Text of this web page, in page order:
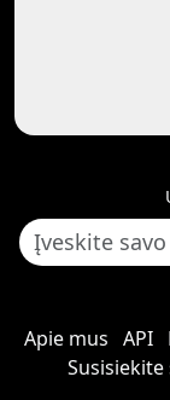
Apie mus API